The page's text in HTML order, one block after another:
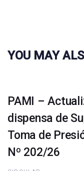
YOU MAY
PAMI –
dispensa de
Toma de
Nº 202/26